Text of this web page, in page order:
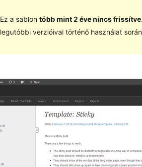
Ez a sablon több mint 2 éve nincs frissítve
legutóbbi verzióival történő használat